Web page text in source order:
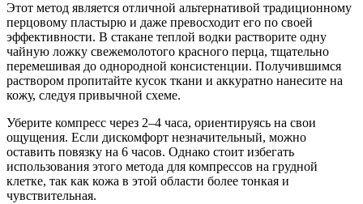
Этот метод является отличной альтернативой традиционному
перцовому пластырю и даже превосходит его по своей
эффективности. В стакане теплой водки растворите одну
чайную ложку свежемолотого красного перца, тщательно
перемешивая до однородной консистенции. Получившимся
раствором пропитайте кусок ткани и аккуратно нанесите на
кожу, следуя привычной схеме.
Уберите компресс через 2‒4 часа, ориентируясь на свои
ощущения. Если дискомфорт незначительный, можно
оставить повязку на 6 часов. Однако стоит избегать
использования этого метода для компрессов на грудной
клетке, так как кожа в этой области более тонкая и
чувствительная.